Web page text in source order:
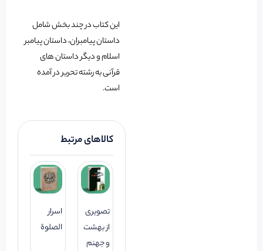
این کتاب در چند بخش شامل
داستان پیامبران، داستان پیامبر
اسلام و دیگر داستان های
قرآنی به رشته تحریر در آمده
است.
کالاهای مرتبط
تصویری
از بهشت
و جهنم
اسرار
الصلوة